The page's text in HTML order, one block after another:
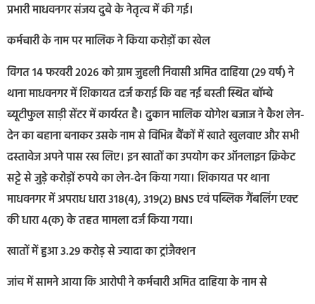
प्रभारी माधवनगर संजय दुबे के नेतृत्व में की गई।
कर्मचारी के नाम पर मालिक ने किया करोड़ों का खेल
विगत 14 फरवरी 2026 को ग्राम जुहली निवासी अमित दाहिया (29 वर्ष) ने
थाना माधवनगर में शिकायत दर्ज कराई कि वह नई बस्ती स्थित बॉम्बे
ब्यूटीफुल साड़ी सेंटर में कार्यरत है। दुकान मालिक योगेश बजाज ने कैश लेन-
देन का बहाना बनाकर उसके नाम से विभिन्न बैंकों में खाते खुलवाए और सभी
दस्तावेज अपने पास रख लिए। इन खातों का उपयोग कर ऑनलाइन क्रिकेट
सट्टे से जुड़े करोड़ों रुपये का लेन-देन किया गया। शिकायत पर थाना
माधवनगर में अपराध धारा 318(4), 319(2) BNS एवं पब्लिक गैंबलिंग एक्ट
की धारा 4(क) के तहत मामला दर्ज किया गया।
खातों में हुआ 3.29 करोड़ से ज्यादा का ट्रांजैक्शन
जांच में सामने आया कि आरोपी ने कर्मचारी अमित दाहिया के नाम से